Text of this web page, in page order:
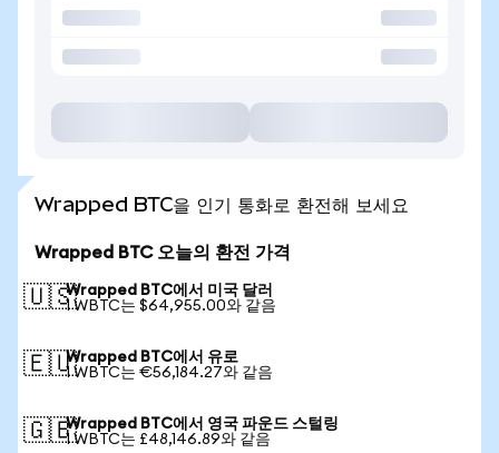
Wrapped BTC을 인기 통화로 환전해 보세요
Wrapped BTC 오늘의 환전 가격
🇺🇸Wrapped BTC에서 미국 달러
1 WBTC는 $64,955.00와 같음
🇪🇺Wrapped BTC에서 유로
1 WBTC는 €56,184.27와 같음
🇬🇧Wrapped BTC에서 영국 파운드 스털링
1 WBTC는 £48,146.89와 같음